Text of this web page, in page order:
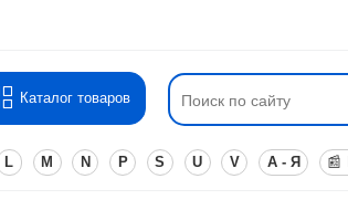
Каталог товаров
L M N P S U V А - Я 📰